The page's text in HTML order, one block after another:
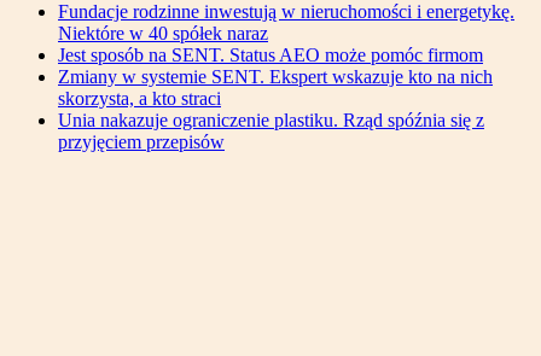
Fundacje rodzinne inwestują w nieruchomości i energetykę.
Niektóre w 40 spółek naraz
Jest sposób na SENT. Status AEO może pomóc firmom
Zmiany w systemie SENT. Ekspert wskazuje kto na nich
skorzysta, a kto straci
Unia nakazuje ograniczenie plastiku. Rząd spóźnia się z
przyjęciem przepisów